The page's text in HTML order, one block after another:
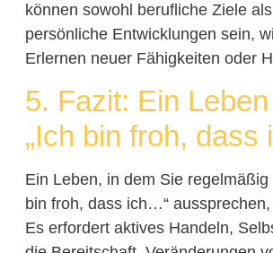
können sowohl berufliche Ziele
persönliche Entwicklungen sein,
Erlernen neuer Fähigkeiten oder
5. Fazit: Ein
„Ich bin froh, dass
Ein Leben, in dem Sie regelmäßig
bin froh, dass ich…“
Es erfordert aktives Handeln,